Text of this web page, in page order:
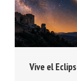
Vive el